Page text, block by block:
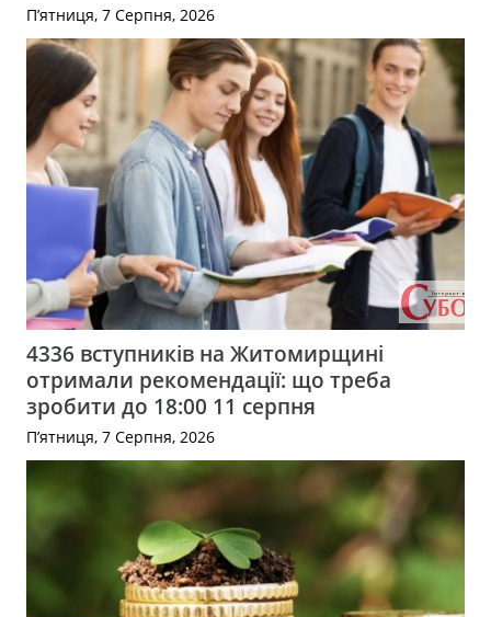
П’ятниця, 7 Серпня, 2026
4336 вступників на Житомирщині
отримали рекомендації: що треба
зробити до 18:00 11 серпня
П’ятниця, 7 Серпня, 2026